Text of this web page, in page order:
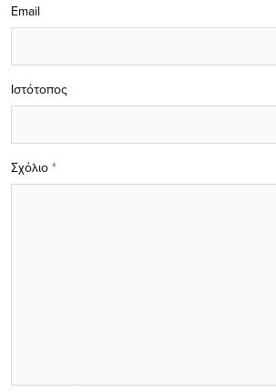
Σχόλιο *
Email
Ιστότοπος